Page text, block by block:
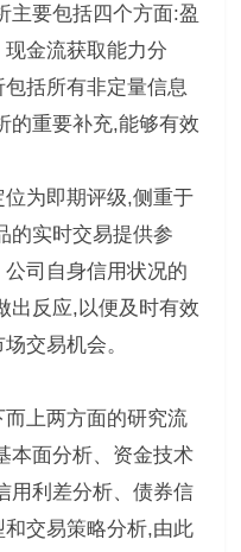
主要包括四个方面:盈
金流获取能力分
括所有非定量信息
的重要补充,能够有效
为即期评级,侧重于
的实时交易提供参
司自身信用状况的
出反应,以便及时有效
交易机会。
上两方面的研究流
本面分析、资金技术
用利差分析、债券信
交易策略分析,由此